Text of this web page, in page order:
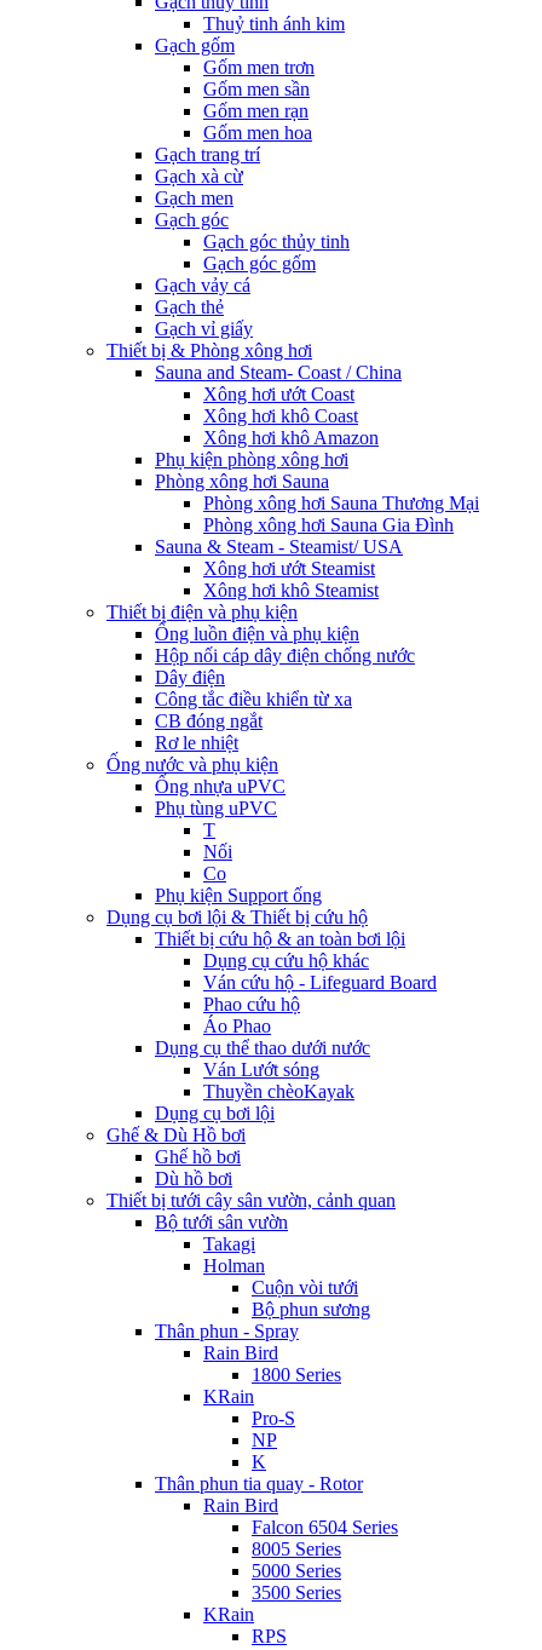
Thuỷ tinh ánh kim
Gạch gốm
Gốm men trơn
Gốm men sần
Gốm men rạn
Gốm men hoa
Gạch trang trí
Gạch xà cừ
Gạch men
Gạch góc
Gạch góc thủy tinh
Gạch góc gốm
Gạch vảy cá
Gạch thẻ
Gạch vỉ giấy
Thiết bị & Phòng xông hơi
Sauna and Steam- Coast / China
Xông hơi ướt Coast
Xông hơi khô Coast
Xông hơi khô Amazon
Phụ kiện phòng xông hơi
Phòng xông hơi Sauna
Phòng xông hơi Sauna Thương Mại
Phòng xông hơi Sauna Gia Đình
Sauna & Steam - Steamist/ USA
Xông hơi ướt Steamist
Xông hơi khô Steamist
Thiết bị điện và phụ kiện
Ống luồn điện và phụ kiện
Hộp nối cáp dây điện chống nước
Dây điện
Công tắc điều khiển từ xa
CB đóng ngắt
Rơ le nhiệt
Ống nước và phụ kiện
Ống nhựa uPVC
Phụ tùng uPVC
T
Nối
Co
Phụ kiện Support ống
Dụng cụ bơi lội & Thiết bị cứu hộ
Thiết bị cứu hộ & an toàn bơi lội
Dụng cụ cứu hộ khác
Ván cứu hộ - Lifeguard Board
Phao cứu hộ
Áo Phao
Dụng cụ thể thao dưới nước
Ván Lướt sóng
Thuyền chèoKayak
Dụng cụ bơi lội
Ghế & Dù Hồ bơi
Ghế hồ bơi
Dù hồ bơi
Thiết bị tưới cây sân vườn, cảnh quan
Bộ tưới sân vườn
Takagi
Holman
Cuộn vòi tưới
Bộ phun sương
Thân phun - Spray
Rain Bird
1800 Series
KRain
Pro-S
NP
K
Thân phun tia quay - Rotor
Rain Bird
Falcon 6504 Series
8005 Series
5000 Series
3500 Series
KRain
RPS